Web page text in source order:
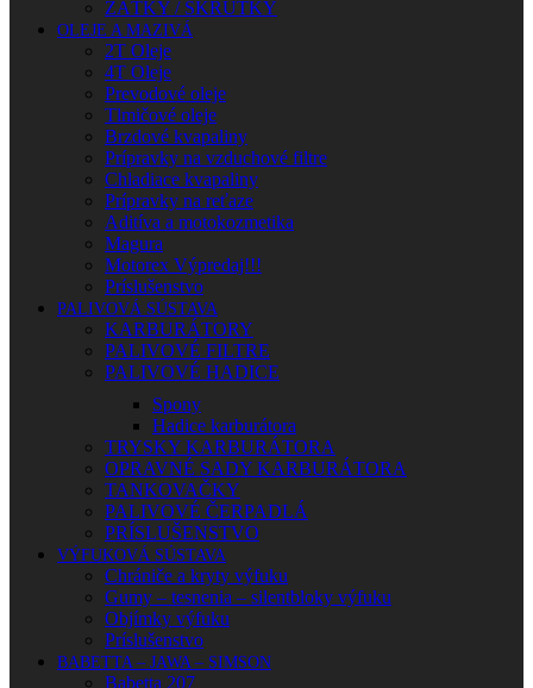
ZÁTKY / SKRUTKY
OLEJE A MAZIVÁ
2T Oleje
4T Oleje
Prevodové oleje
Tlmičové oleje
Brzdové kvapaliny
Prípravky na vzduchové filtre
Chladiace kvapaliny
Prípravky na reťaze
Aditíva a motokozmetika
Magura
Motorex Výpredaj!!!
Príslušenstvo
PALIVOVÁ SÚSTAVA
KARBURÁTORY
PALIVOVÉ FILTRE
PALIVOVÉ HADICE
Spony
Hadice karburátora
TRYSKY KARBURÁTORA
OPRAVNÉ SADY KARBURÁTORA
TANKOVAČKY
PALIVOVÉ ČERPADLÁ
PRÍSLUŠENSTVO
VÝFUKOVÁ SÚSTAVA
Chrániče a kryty výfuku
Gumy – tesnenia – silentbloky výfuku
Objímky výfuku
Príslušenstvo
BABETTA – JAWA – SIMSON
Babetta 207